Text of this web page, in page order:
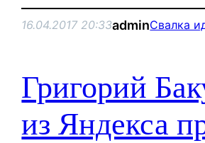
16.04.2017 20:33adminСвалка
Григорий
из Яндекса